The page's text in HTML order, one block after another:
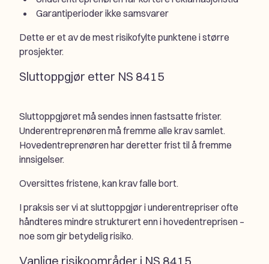
Garantiperioder ikke samsvarer
Dette er et av de mest risikofylte punktene i større
prosjekter.
Sluttoppgjør etter NS 8415
Sluttoppgjøret må sendes innen fastsatte frister.
Underentreprenøren må fremme alle krav samlet.
Hovedentreprenøren har deretter frist til å fremme
innsigelser.
Oversittes fristene, kan krav falle bort.
I praksis ser vi at sluttoppgjør i underentrepriser ofte
håndteres mindre strukturert enn i hovedentreprisen –
noe som gir betydelig risiko.
Vanlige risikoområder i NS 8415